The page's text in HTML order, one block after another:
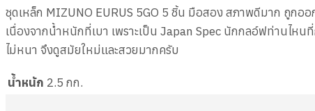
ชุดเหล็ก MIZUNO EURUS 5GO 5 ชิ้น มือสอง สภาพดีมาก ถูก
เนื่องจากน้ำหนักที่เบา เพราะเป็น Japan Spec นักกลอ์ฟท่านไห
ไม่หนา จึงดูสมัยใหม่และสวยมากครับ
น้ำหนัก 2.5 กก.